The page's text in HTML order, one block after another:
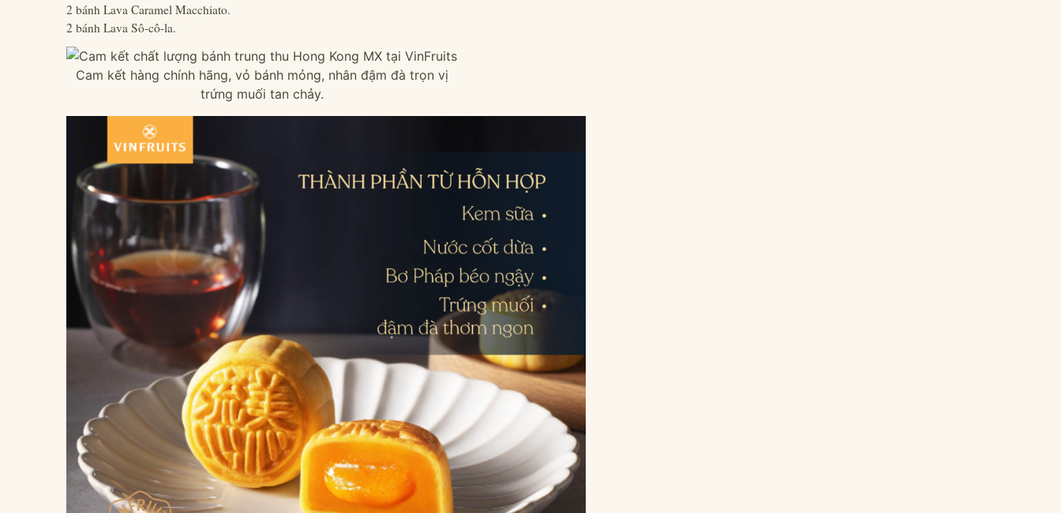
2 bánh Lava Caramel Macchiato.
2 bánh Lava Sô-cô-la.
Cam kết hàng chính hãng, vỏ bánh mỏng, nhân đậm đà trọn vị
trứng muối tan chảy.